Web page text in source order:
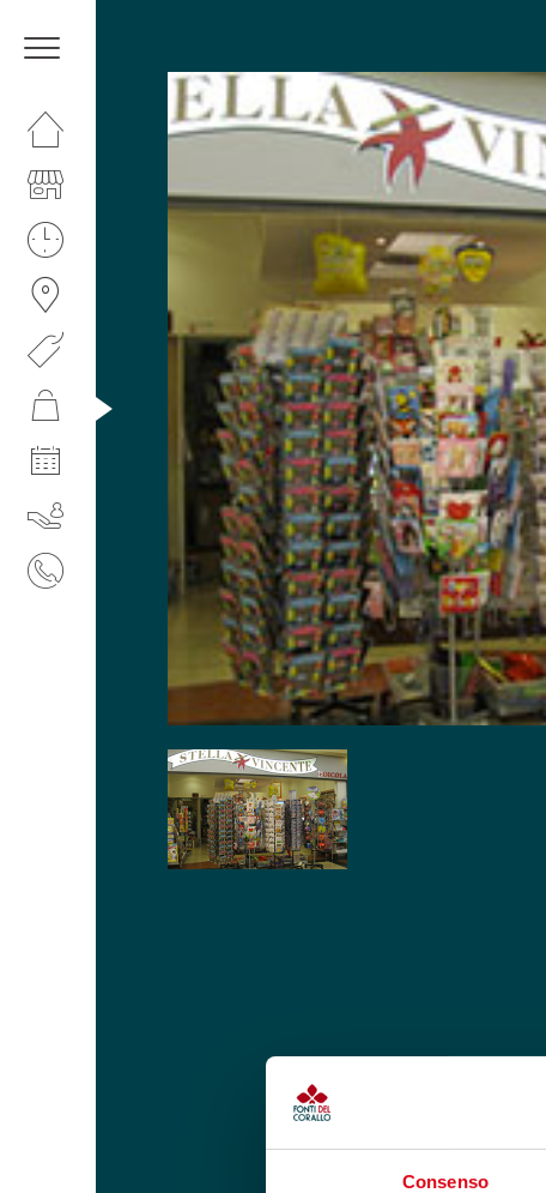
Consenso
HOMEPAGE
PROMOZIONI
NEGOZI
CONTATTI